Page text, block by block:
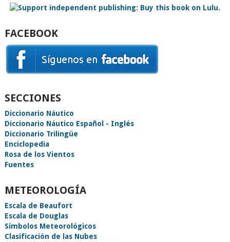
FACEBOOK
SECCIONES
Diccionario Náutico
Diccionario Náutico Español - Inglés
Diccionario Trilingüe
Enciclopedia
Rosa de los Vientos
Fuentes
METEOROLOGÍA
Escala de Beaufort
Escala de Douglas
Símbolos Meteorológicos
Clasificación de las Nubes